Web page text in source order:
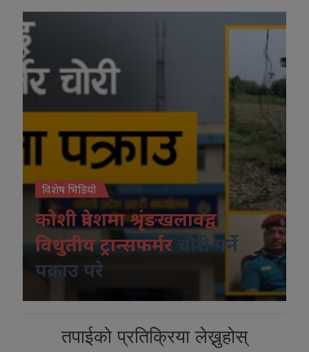
विशेष भिडियो
कोशी प्रदेशमा श्रृंङखलावद्व
विधुतीय ट्रान्सफर्मर
चोरी गर्ने
पक्राउ परे
तपाईको प्रतिक्रिया लेख्नुहोस्